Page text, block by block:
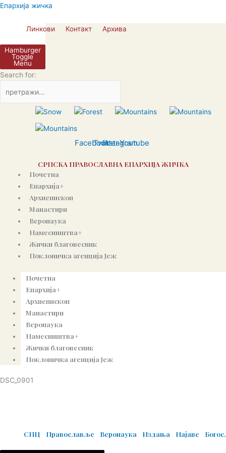
Пређи
Епархија жичка
Линкови Контакт Архива
Hamburger
Toggle
Menu
Search for:
Facebook
Twitter
Instagram
Youtube
СРПСКА ПРАВОСЛАВНА ЕПАРХИЈА ЖИЧКА
Почетна
Епархија+
Архиепископ
Манастири
Веронаука
Намесништва+
Жички благовесник
Поклоничка агенција Јеж
Почетна
Епархија+
Архиепископ
Манастири
Веронаука
Намесништва+
Жички благовесник
Поклоничка агенција Јеж
DSC_0901
СПЦ Православље Веронаука Издања Најаве